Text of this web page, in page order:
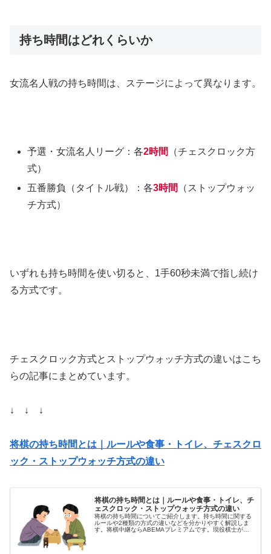
持ち時間はどれくらいか
女流名人戦の持ち時間は、ステージによって異なります。
予選・女流名人リーグ：各2時間
（チェスクロック方
式）
五番勝負（タイトル戦）：各3時間
（ストップウォッ
チ方式）
いずれも持ち時間を使い切ると、1手60秒未満で指し続け
る方式です。
チェスクロック方式とストップウォッチ方式の違いはこち
らの記事にまとめています。
↓ ↓ ↓
将棋の持ち時間とは｜ルールや食事・トイレ、チェスクロ
ック・ストップウォッチ方式の違い
将棋の持ち時間とは｜ルールや食事・トイレ、チ
ェスクロック・ストップウォッチ方式の違い
将棋の持ち時間についてご紹介します。持ち時間に関する
ルールや2種類の方式の違いなどを分かりやすく解説しま
す。将棋中継ならABEMAプレミアムです。現役棋士が解